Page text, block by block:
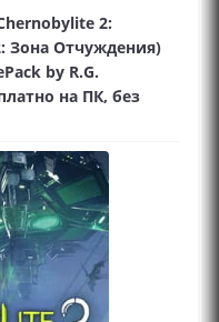
2:
Зона Отчуждения)
by R.G.
на ПК, без